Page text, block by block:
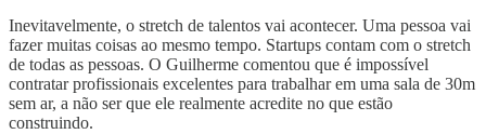
Inevitavelmente, o stretch de talentos vai acontecer. Uma pessoa vai
fazer muitas coisas ao mesmo tempo. Startups contam com o stretch
de todas as pessoas. O Guilherme comentou que é impossível
contratar profissionais excelentes para trabalhar em uma sala de 30m
sem ar, a não ser que ele realmente acredite no que estão
construindo.